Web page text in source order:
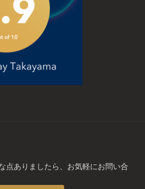
点ありましたら、お気軽にお問い合